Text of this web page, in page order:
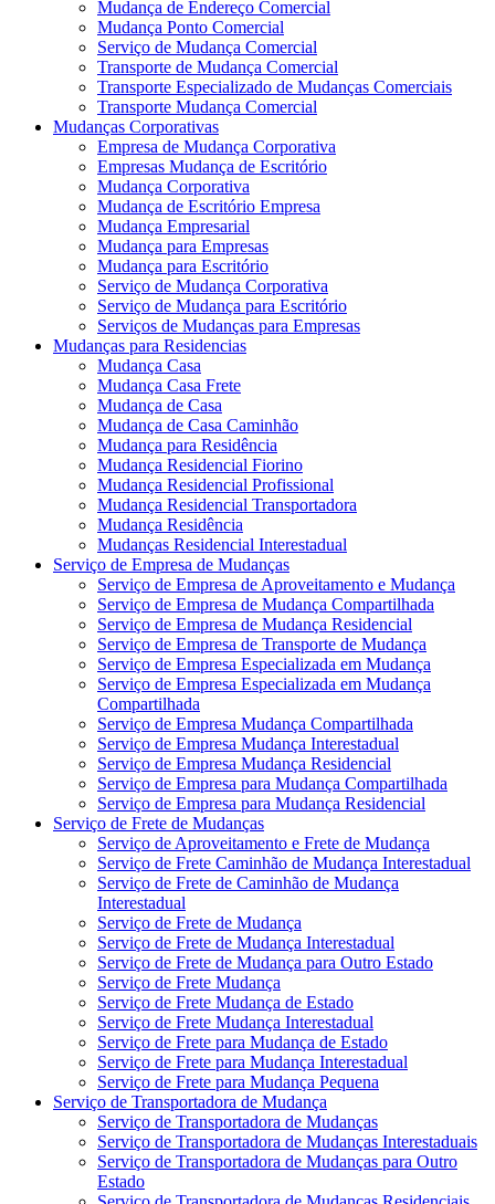
Mudança de Endereço Comercial
Mudança Ponto Comercial
Serviço de Mudança Comercial
Transporte de Mudança Comercial
Transporte Especializado de Mudanças Comerciais
Transporte Mudança Comercial
Mudanças Corporativas
Empresa de Mudança Corporativa
Empresas Mudança de Escritório
Mudança Corporativa
Mudança de Escritório Empresa
Mudança Empresarial
Mudança para Empresas
Mudança para Escritório
Serviço de Mudança Corporativa
Serviço de Mudança para Escritório
Serviços de Mudanças para Empresas
Mudanças para Residencias
Mudança Casa
Mudança Casa Frete
Mudança de Casa
Mudança de Casa Caminhão
Mudança para Residência
Mudança Residencial Fiorino
Mudança Residencial Profissional
Mudança Residencial Transportadora
Mudança Residência
Mudanças Residencial Interestadual
Serviço de Empresa de Mudanças
Serviço de Empresa de Aproveitamento e Mudança
Serviço de Empresa de Mudança Compartilhada
Serviço de Empresa de Mudança Residencial
Serviço de Empresa de Transporte de Mudança
Serviço de Empresa Especializada em Mudança
Serviço de Empresa Especializada em Mudança
Compartilhada
Serviço de Empresa Mudança Compartilhada
Serviço de Empresa Mudança Interestadual
Serviço de Empresa Mudança Residencial
Serviço de Empresa para Mudança Compartilhada
Serviço de Empresa para Mudança Residencial
Serviço de Frete de Mudanças
Serviço de Aproveitamento e Frete de Mudança
Serviço de Frete Caminhão de Mudança Interestadual
Serviço de Frete de Caminhão de Mudança
Interestadual
Serviço de Frete de Mudança
Serviço de Frete de Mudança Interestadual
Serviço de Frete de Mudança para Outro Estado
Serviço de Frete Mudança
Serviço de Frete Mudança de Estado
Serviço de Frete Mudança Interestadual
Serviço de Frete para Mudança de Estado
Serviço de Frete para Mudança Interestadual
Serviço de Frete para Mudança Pequena
Serviço de Transportadora de Mudança
Serviço de Transportadora de Mudanças
Serviço de Transportadora de Mudanças Interestaduais
Serviço de Transportadora de Mudanças para Outro
Estado